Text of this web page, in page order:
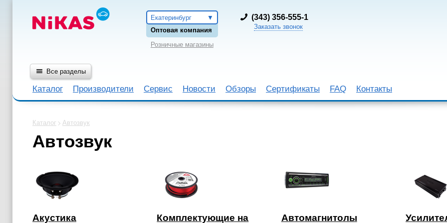
Екатеринбург
Оптовая компания
Розничные магазины
(343) 356-555-1
Заказать звонок
Все разделы
Каталог Производители Сервис Новости Обзоры Сертификаты FAQ Контакты
Каталог Автозвук
Автозвук
Акустика
Комплектующие на
Автомагнитолы